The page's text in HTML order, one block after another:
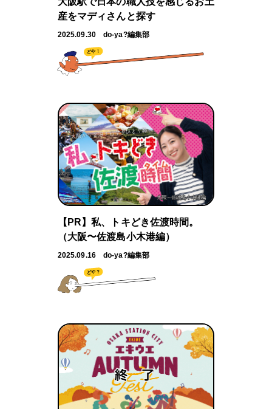
産をマディさんと探す
2025.09.30 do-ya?編集部
どや！
【PR】私、トキどき佐渡時間。
（大阪〜佐渡島小木港編）
2025.09.16 do-ya?編集部
どや？